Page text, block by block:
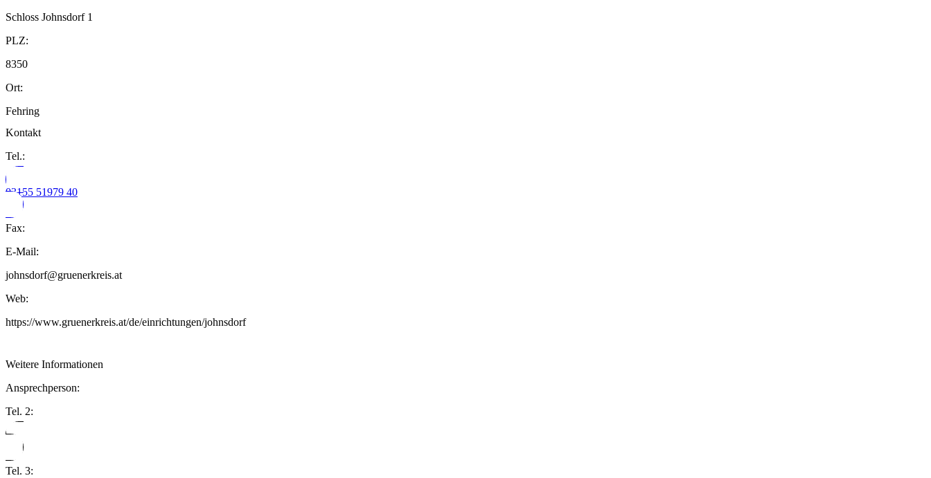
Schloss Johnsdorf 1
PLZ:
8350
Ort:
Fehring
Kontakt
Tel.:
03155 51979 40
Fax:
E-Mail:
johnsdorf@gruenerkreis.at
Web:
https://www.gruenerkreis.at/de/einrichtungen/johnsdorf
Weitere Informationen
Ansprechperson:
Tel. 2:
Tel. 3: